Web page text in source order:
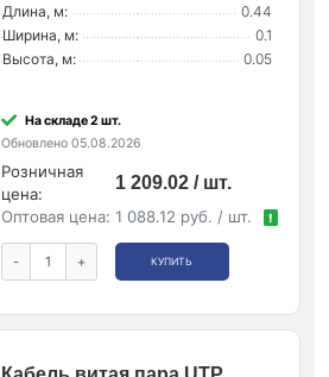
Длина, м:
0.44
Ширина, м:
0.1
Высота, м:
0.05
На складе 2 шт.
Обновлено 05.08.2026
Розничная
цена:
1 209.02 / шт.
Оптовая цена: 1 088.12 руб. / шт. !
- + КУПИТЬ